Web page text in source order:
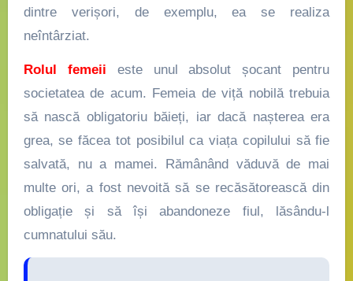
dintre verișori, de exemplu, ea se realiza
neîntârziat.
Rolul femeii
este unul absolut șocant pentru
societatea de acum. Femeia de viță nobilă trebuia
să nască obligatoriu băieți, iar dacă nașterea era
grea, se făcea tot posibilul ca viața copilului să fie
salvată, nu a mamei. Rămânând văduvă de mai
multe ori, a fost nevoită să se recăsătorească din
obligație și să își abandoneze fiul, lăsându-l
cumnatului său.